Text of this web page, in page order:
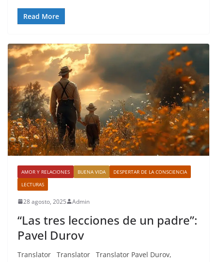
Read More
AMOR Y RELACIONES BUENA VIDA
DESPERTAR DE LA CONSCIENCIA
LECTURAS
28 agosto, 2025 Admin
“Las tres lecciones de un padre”:
Pavel Durov
Translator Translator Translator Pavel Durov,